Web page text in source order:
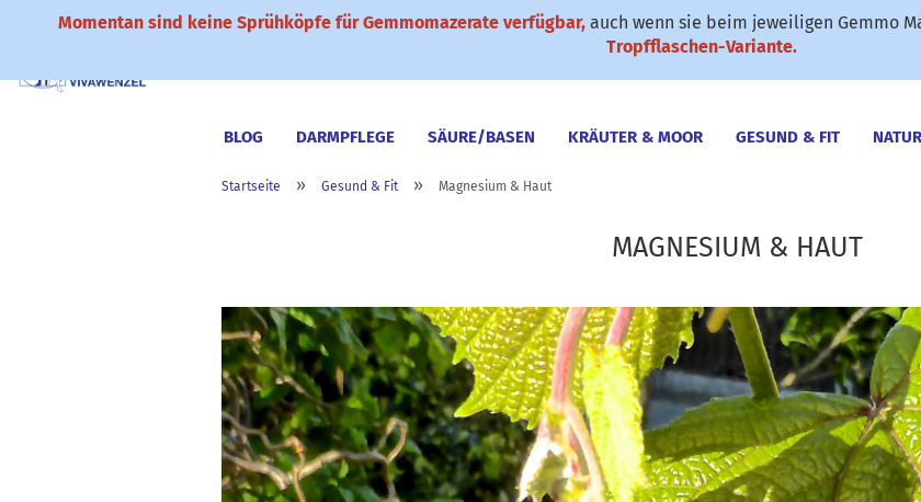
✆ 0911-61 79 25 SONDERANGEBOTE
Momentan sind keine Sprühköpfe für Gemmomazerate verfügbar, auch wenn sie beim jeweiligen Gemmo
Tropfflaschen-Variante.
BLOG DARMPFLEGE SÄURE/BASEN KRÄUTER & MOOR GESUND & FIT
Startseite » Gesund & Fit » Magnesium & Haut
MAGNESIUM & HAUT